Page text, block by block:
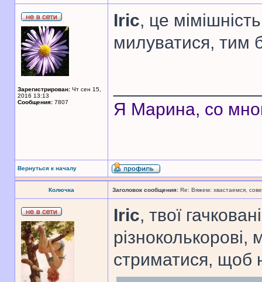
Зарегистрирован: Чт сен 15,
2016 13:13
Сообщения: 7807
Iric, це
милуватися, тим
Я Марина, со
Вернуться к началу
Колючка Заголовок сообщения: Re: Вяжем: хвастаемся,
Iric, твої
стриматися, щоб